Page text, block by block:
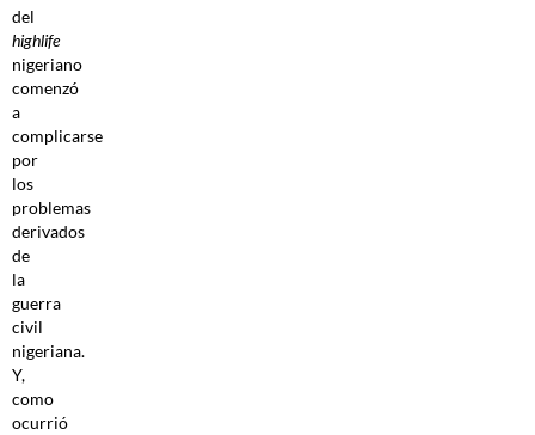
del
highlife
nigeriano
comenzó
a
complicarse
por
los
problemas
derivados
de
la
guerra
civil
nigeriana.
Y,
como
ocurrió